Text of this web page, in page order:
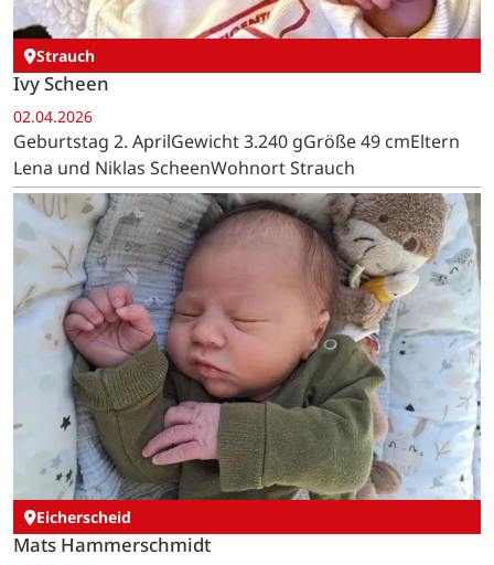
Strauch
Ivy Scheen
02.04.2026
Geburtstag 2. AprilGewicht 3.240 gGröße 49 cmEltern
Lena und Niklas ScheenWohnort Strauch
Eicherscheid
Mats Hammerschmidt